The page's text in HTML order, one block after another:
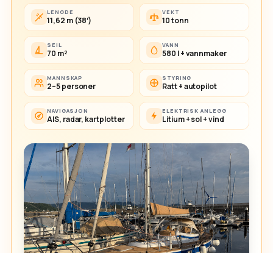
LENGDE
11,62 m (38′)
VEKT
10 tonn
SEIL
70 m²
VANN
580 l + vannmaker
MANNSKAP
2–5 personer
STYRING
Ratt + autopilot
NAVIGASJON
AIS, radar, kartplotter
ELEKTRISK ANLEGG
Litium + sol + vind